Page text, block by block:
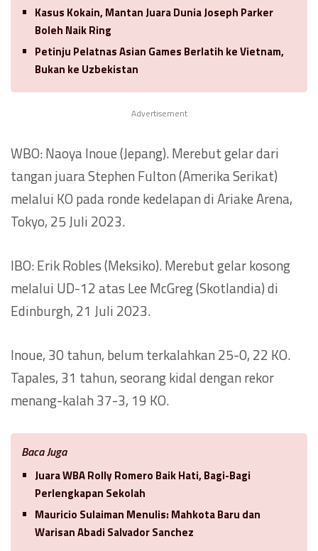
Kasus Kokain, Mantan Juara Dunia Joseph Parker
Boleh Naik Ring
Petinju Pelatnas Asian Games Berlatih ke Vietnam,
Bukan ke Uzbekistan
Advertisement
WBO: Naoya Inoue (Jepang). Merebut gelar dari
tangan juara Stephen Fulton (Amerika Serikat)
melalui KO pada ronde kedelapan di Ariake Arena,
Tokyo, 25 Juli 2023.
IBO: Erik Robles (Meksiko). Merebut gelar kosong
melalui UD-12 atas Lee McGreg (Skotlandia) di
Edinburgh, 21 Juli 2023.
Inoue, 30 tahun, belum terkalahkan 25-0, 22 KO.
Tapales, 31 tahun, seorang kidal dengan rekor
menang-kalah 37-3, 19 KO.
Baca Juga
Juara WBA Rolly Romero Baik Hati, Bagi-Bagi
Perlengkapan Sekolah
Mauricio Sulaiman Menulis: Mahkota Baru dan
Warisan Abadi Salvador Sanchez